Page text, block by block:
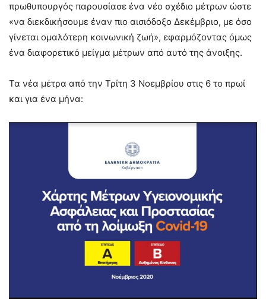
πρωθυπουργός παρουσίασε ένα νέο σχέδιο μέτρων ώστε
«να διεκδικήσουμε έναν πιο αισιόδοξο Δεκέμβριο, με όσο
γίνεται ομαλότερη κοινωνική ζωή», εφαρμόζοντας όμως
ένα διαφορετικό μείγμα μέτρων από αυτό της άνοιξης.
Τα νέα μέτρα από την Τρίτη 3 Νοεμβρίου στις 6 το πρωί
και για ένα μήνα: